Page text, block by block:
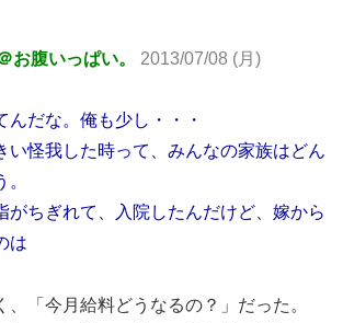
お腹いっぱい。 2013/07/08 (月)
んだな。俺も少し・・・
い怪我した時って、みんなの家族はどん
がちぎれて、入院したんだけど、嫁から
は
、「今月給料どうなるの？」だった。